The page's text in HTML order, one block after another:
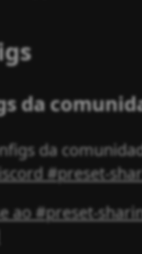
da
da
#preset-
ao #preset-